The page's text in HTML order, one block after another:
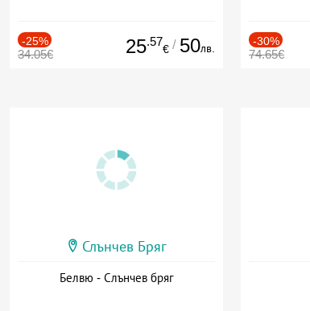
-25%
34.05€ 25.57
€ / 50лв.
-30%
74.65€
Слънчев Бряг
Белвю - Слънчев бряг